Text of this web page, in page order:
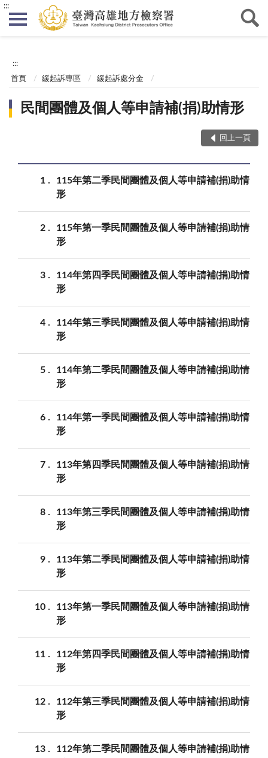
:::
:::
首頁 緩起訴專區 緩起訴處分金
民間團體及個人等申請補(捐)助情形
回上一頁
1
115年第二季民間團體及個人等申請補(捐)助情
形
2
115年第一季民間團體及個人等申請補(捐)助情
形
3
114年第四季民間團體及個人等申請補(捐)助情
形
4
114年第三季民間團體及個人等申請補(捐)助情
形
5
114年第二季民間團體及個人等申請補(捐)助情
形
6
114年第一季民間團體及個人等申請補(捐)助情
形
7
113年第四季民間團體及個人等申請補(捐)助情
形
8
113年第三季民間團體及個人等申請補(捐)助情
形
9
113年第二季民間團體及個人等申請補(捐)助情
形
10
113年第一季民間團體及個人等申請補(捐)助情
形
11
112年第四季民間團體及個人等申請補(捐)助情
形
12
112年第三季民間團體及個人等申請補(捐)助情
形
13
112年第二季民間團體及個人等申請補(捐)助情